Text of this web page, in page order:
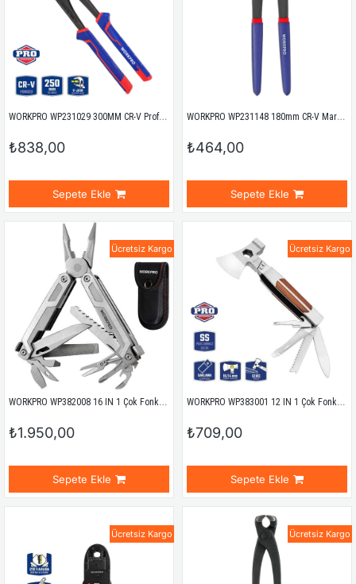
WORKPRO WP231029 300MM CR-V Profesyonel Fort Pense
₺838,00
Sepete Ekle
WORKPRO WP231148 180mm CR-V Marangoz Kerpeteni
₺464,00
Sepete Ekle
WORKPRO WP382008 16 IN 1 Çok Fonksiyonlu Profesyonel Pense Seti + Taşıma Kılıfı
₺1.950,00
Sepete Ekle
Ücretsiz Kargo
WORKPRO WP383001 12 IN 1 Çok Fonksiyonlu Profesyonel Mini Balta/Çekiç Alet Seti + Taşıma Kılıfı
₺709,00
Sepete Ekle
Ücretsiz Kargo
Ücretsiz Kargo Ücretsiz Kargo